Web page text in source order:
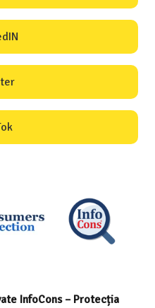
InfoCons – Protecția